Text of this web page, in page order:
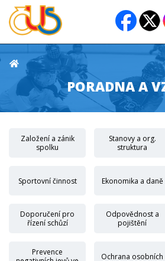
PORADNA A
Založení a zánik
spolku
Stanovy a org.
struktura
Sportovní činnost Ekonomika a daně
Doporučení pro
řízení schůzí
Odpovědnost a
pojištění
Prevence
Ochrana osobních